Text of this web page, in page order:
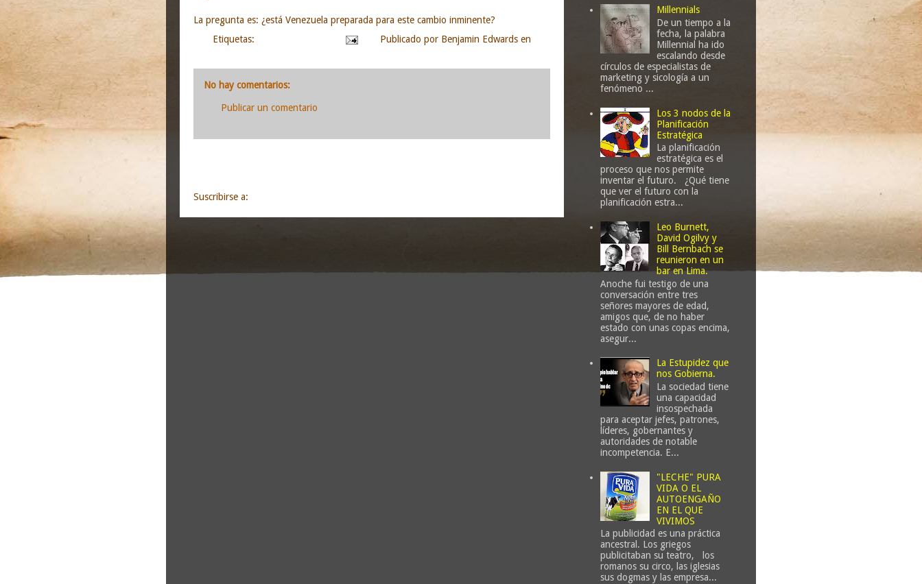
La pregunta es: ¿está Venezuela preparada para este cambio inminente?
Etiquetas:
Publicado por Benjamin Edwards en
No hay comentarios:
Publicar un comentario
Suscribirse a:
Millennials
De un tiempo a la
fecha, la palabra
Millennial ha ido
escalando desde
círculos de especialistas de
marketing y sicología a un
fenómeno ...
Los 3 nodos de la
Planificación
Estratégica
La planificación
estratégica es el
proceso que nos permite
inventar el futuro. ¿Qué tiene
que ver el futuro con la
planificación estra...
Leo Burnett,
David Ogilvy y
Bill Bernbach se
reunieron en un
bar en Lima.
Anoche fui testigo de una
conversación entre tres
señores mayores de edad,
amigos que, de no haber
estado con unas copas encima,
asegur...
La Estupidez que
nos Gobierna.
La sociedad tiene
una capacidad
insospechada
para aceptar jefes, patrones,
líderes, gobernantes y
autoridades de notable
incompetencia. E...
"LECHE" PURA
VIDA O EL
AUTOENGAÑO
EN EL QUE
VIVIMOS
La publicidad es una práctica
ancestral. Los griegos
publicitaban su teatro, los
romanos su circo, las iglesias
sus dogmas y las empresa...